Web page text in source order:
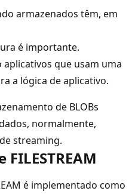
armazenados têm, em
é importante.
aplicativos que usam uma
a lógica de aplicativo.
de BLOBs
normalmente,
streaming.
é implementado como